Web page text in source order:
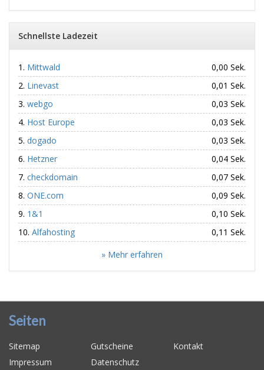
Schnellste Ladezeit
Mittwald
0,00 Sek.
Linevast
0,01 Sek.
webgo
0,03 Sek.
Host Europe
0,03 Sek.
dogado
0,03 Sek.
Hetzner
0,04 Sek.
checkdomain
0,07 Sek.
ONE.com
0,09 Sek.
1&1
0,10 Sek.
Alfahosting
0,11 Sek.
» Mehr erfahren
Seiten
Sitemap Gutscheine
Kontakt
Impressum
Datenschutz